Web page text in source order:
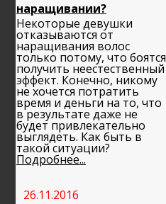
наращивании?
Некоторые девушки
отказываются от
наращивания волос
только потому, что боятся
получить неестественный
эффект. Конечно, никому
не хочется потратить
время и деньги на то, что
в результате даже не
будет привлекательно
выглядеть. Как быть в
такой ситуации?
Подробнее...
26.11.2016